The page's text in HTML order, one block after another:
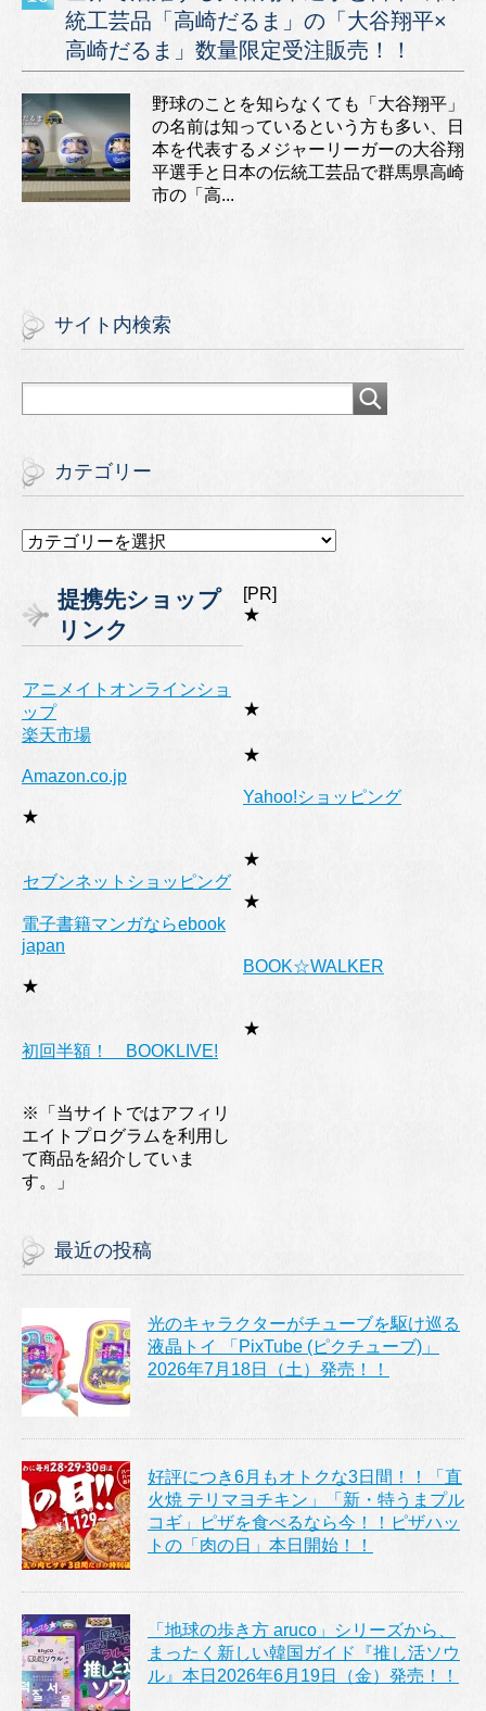
統工芸品「高崎だるま」の「大谷翔平×
高崎だるま」数量限定受注販売！！
野球のことを知らなくても「大谷翔平」
の名前は知っているという方も多い、日
本を代表するメジャーリーガーの大谷翔
平選手と日本の伝統工芸品で群馬県高崎
市の「高...
サイト内検索
カテゴリー
カ
リ
ー
提携先ショップ
リンク
[PR]
★
アニメイトオンラインショ
ップ
★
楽天市場
★
Amazon.co.jp
★
Yahoo!ショッピング
★
セブンネットショッピング
★
電子書籍マンガならebook
japan
★
BOOK☆WALKER
★
初回半額！ BOOKLIVE!
※「当サイトではアフィリ
エイトプログラムを利用し
て商品を紹介していま
す。」
最近の投稿
光のキャラクターがチューブを駆け巡る
液晶トイ 「PixTube (ピクチューブ)」
2026年7月18日（土）発売！！
好評につき6月もオトクな3日間！！「直
火焼 テリマヨチキン」「新・特うまプル
コギ」ピザを食べるなら今！！ピザハッ
トの「肉の日」本日開始！！
「地球の歩き方 aruco」シリーズから、
まったく新しい韓国ガイド『推し活ソウ
ル』本日2026年6月19日（金）発売！！